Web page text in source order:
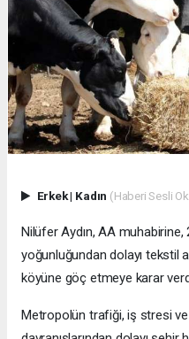
Erkek| Kadın (Haberi Sesli
Nilüfer Aydın, AA muhabirine,
yoğunluğundan dolayı tekstil
köyüne göç etmeye karar
Metropolün trafiği, iş stresi ve